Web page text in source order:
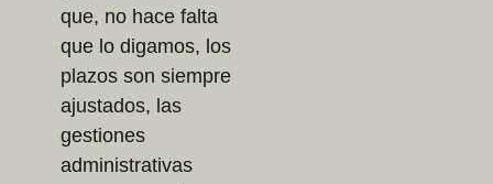
que, no hace falta
que lo digamos, los
plazos son siempre
ajustados, las
gestiones
administrativas